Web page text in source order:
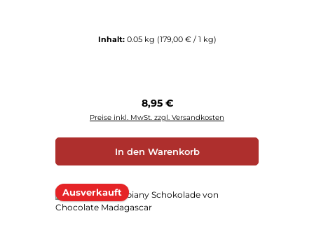
Inhalt: 0.05 kg (179,00 € / 1 kg)
Regulärer Preis:
8,95 €
Preise inkl. MwSt. zzgl. Versandkosten
In den Warenkorb
Ausverkauft